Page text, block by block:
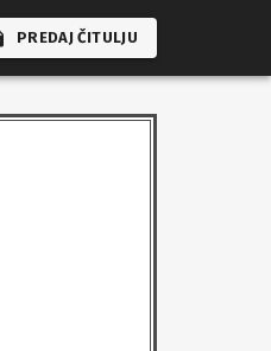
PREDAJ ČITULJU